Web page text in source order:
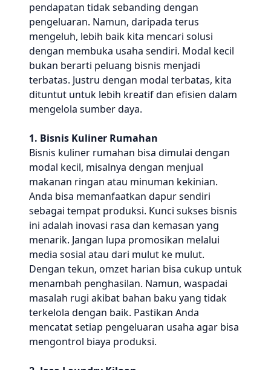
pendapatan tidak sebanding dengan
pengeluaran. Namun, daripada terus
mengeluh, lebih baik kita mencari solusi
dengan membuka usaha sendiri. Modal kecil
bukan berarti peluang bisnis menjadi
terbatas. Justru dengan modal terbatas, kita
dituntut untuk lebih kreatif dan efisien dalam
mengelola sumber daya.
1. Bisnis Kuliner Rumahan
Bisnis kuliner rumahan bisa dimulai dengan
modal kecil, misalnya dengan menjual
makanan ringan atau minuman kekinian.
Anda bisa memanfaatkan dapur sendiri
sebagai tempat produksi. Kunci sukses bisnis
ini adalah inovasi rasa dan kemasan yang
menarik. Jangan lupa promosikan melalui
media sosial atau dari mulut ke mulut.
Dengan tekun, omzet harian bisa cukup untuk
menambah penghasilan. Namun, waspadai
masalah rugi akibat bahan baku yang tidak
terkelola dengan baik. Pastikan Anda
mencatat setiap pengeluaran usaha agar bisa
mengontrol biaya produksi.